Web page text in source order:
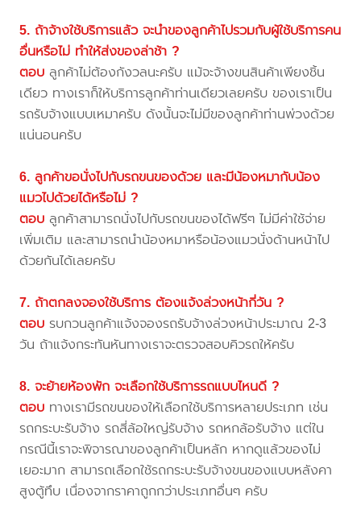
5. ถ้าจ้างใช้บริการแล้ว จะนำของลูกค้าไปรวมกับผู้ใช้บริการคน
อื่นหรือไม่ ทำให้ส่งของล่าช้า ?
ตอบ ลูกค้าไม่ต้องกังวลนะครับ แม้จะจ้างขนสินค้าเพียงชิ้น
เดียว ทางเราก็ให้บริการลูกค้าท่านเดียวเลยครับ ของเราเป็น
รถรับจ้างแบบเหมาครับ ดังนั้นจะไม่มีของลูกค้าท่านพ่วงด้วย
แน่นอนครับ
6. ลูกค้าขอนั่งไปกับรถขนของด้วย และมีน้องหมากับน้อง
แมวไปด้วยได้หรือไม่ ?
ตอบ ลูกค้าสามารถนั่งไปกับรถขนของได้ฟรีๆ ไม่มีค่าใช้จ่าย
เพิ่มเติม และสามารถนำน้องหมาหรือน้องแมวนั่งด้านหน้าไป
ด้วยกันได้เลยครับ
7. ถ้าตกลงจองใช้บริการ ต้องแจ้งล่วงหน้ากี่วัน ?
ตอบ รบกวนลูกค้าแจ้งจองรถรับจ้างล่วงหน้าประมาณ 2-3
วัน ถ้าแจ้งกระทันหันทางเราจะตรวจสอบคิวรถให้ครับ
8. จะย้ายห้องพัก จะเลือกใช้บริการรถแบบไหนดี ?
ตอบ ทางเรามีรถขนของให้เลือกใช้บริการหลายประเภท เช่น
รถกระบะรับจ้าง รถสี่ล้อใหญ่รับจ้าง รถหกล้อรับจ้าง แต่ใน
กรณีนี้เราจะพิจารณาของลูกค้าเป็นหลัก หากดูแล้วของไม่
เยอะมาก สามารถเลือกใช้รถกระบะรับจ้างขนของแบบหลังคา
สูงตู้ทึบ เนื่องจากราคาถูกกว่าประเภทอื่นๆ ครับ